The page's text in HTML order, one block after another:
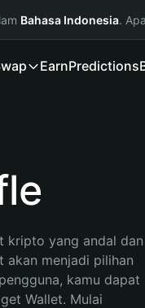
Bahasa Indonesia.
EarnPredictions
kripto yang andal dan
akan menjadi pilihan
kamu dapat
Wallet. Mulai